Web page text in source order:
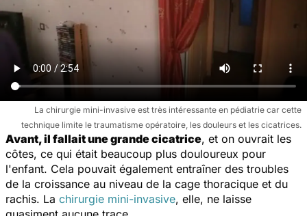
La chirurgie mini-invasive est très intéressante en pédiatrie car cette
technique limite le traumatisme opératoire, les douleurs et les cicatrices.
Avant, il fallait une grande cicatrice, et on ouvrait les
côtes, ce qui était beaucoup plus douloureux pour
l'enfant. Cela pouvait également entraîner des troubles
de la croissance au niveau de la cage thoracique et du
rachis. La chirurgie mini-invasive, elle, ne laisse